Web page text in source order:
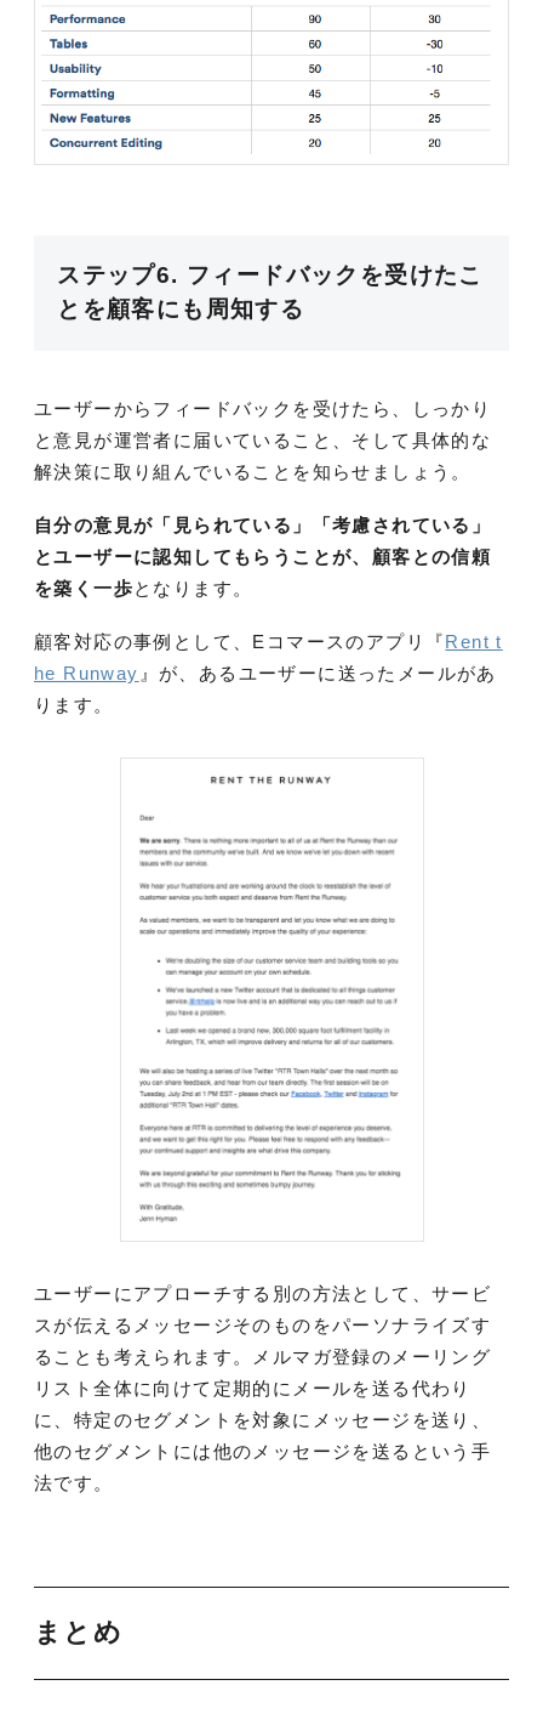
ステップ6. フィードバックを受けたこ
とを顧客にも周知する
ユーザーからフィードバックを受けたら、しっかり
と意見が運営者に届いていること、そして具体的な
解決策に取り組んでいることを知らせましょう。
自分の意見が「見られている」「考慮されている」
とユーザーに認知してもらうことが、顧客との信頼
を築く一歩となります。
顧客対応の事例として、Eコマースのアプリ『 Rent t
he Runway 』が、あるユーザーに送ったメールがあ
ります。
ユーザーにアプローチする別の方法として、サービ
スが伝えるメッセージそのものをパーソナライズす
ることも考えられます。メルマガ登録のメーリング
リスト全体に向けて定期的にメールを送る代わり
に、特定のセグメントを対象にメッセージを送り、
他のセグメントには他のメッセージを送るという手
法です。
まとめ